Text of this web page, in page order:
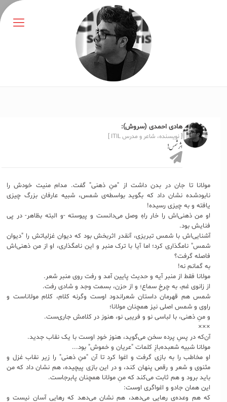
هادی احمدی (سروش):
[ نویسنده، شاعر و مدرس ITIL ]
اثر شمس!
مولانا تا جان در بدن داشت از "منِ ذهنی" گفت. مدام منیت‌ خودش را
نابودشده نشان داد که بگوید بواسطه‌ی شمس، شبیه عارفان بزرگ چیزی
یافته و به چیزی رسیده!
او من ذهنی‌اش را خار راهِ وصل می‌دانست و پیوسته -و البته بظاهر- در پی
فنایش بود.
آشنایی‌اش با شمس تبریزی، آنقدر اثربخش بود که دیوان غزلیاتش را "دیوان
شمس" نامگذاری کرد؛ اما آیا با ترک منبر و این نامگذاری، او از من ذهنی‌اش
فاصله گرفت؟
به گمانم نه!
مولانا فقط از منبر آیه و حدیث پایین آمد و رفت روی منبر شعر.
از زانوی غم، به چرخِ سماع؛ و از حزن، بسمت وجد و شادی رفت.
شمس هم قهرمان داستان شعراندود اوست وگرنه کلام، کلام مولاناست و
راوی و شمس اصلی نیز همچنان مولانا؛
و منِ ذهنی، با لباسی نو و فریبی نو، هنوز در کلامش جاری‌ست.
×××
آن‌که در پسِ پرده سخن می‌گوید، هنوز خودِ اوست با یک نقاب جدید.
مولانا شبیه شعبده‌بازِ کلمات "عریان و خموش" بود...
او مخاطب را به بازی گرفت و اغوا کرد تا آن "منِ ذهنی" را زیر نقاب‌ غزل و
مثنوی و شعر و رقص پنهان کند، و در این بازی پیچیده، هم نشان داد که من
باید برود و هم ثابت می‌کند که منِ مولانا همچنان پابرجاست.
این همان جادو و اغواگری اوست:
که هم وعده‌ی رهایی می‌دهد، هم نشان می‌دهد که رهایی آسان نیست و